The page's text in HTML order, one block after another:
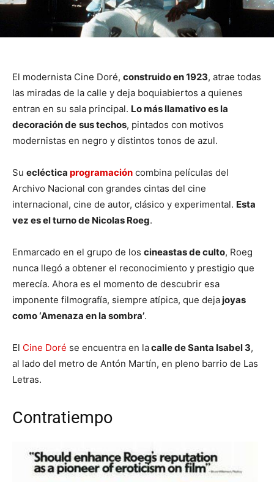
El modernista Cine Doré, construido en 1923, atrae todas
las miradas de la calle y deja boquiabiertos a quienes
entran en su sala principal. Lo más llamativo es la
decoración de sus techos, pintados con motivos
modernistas en negro y distintos tonos de azul.
Su ecléctica programación combina películas del
Archivo Nacional con grandes cintas del cine
internacional, cine de autor, clásico y experimental. Esta
vez es el turno de Nicolas Roeg.
Enmarcado en el grupo de los cineastas de culto, Roeg
nunca llegó a obtener el reconocimiento y prestigio que
merecía. Ahora es el momento de descubrir esa
imponente filmografía, siempre atípica, que dejajoyas
como ‘Amenaza en la sombra’.
El Cine Doré se encuentra en lacalle de Santa Isabel 3,
al lado del metro de Antón Martín, en pleno barrio de Las
Letras.
Contratiempo